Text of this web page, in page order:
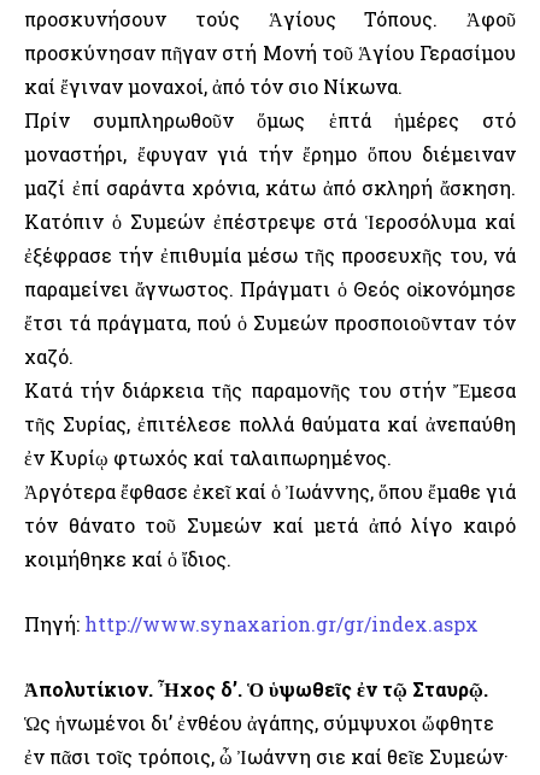
προσκυνήσουν τούς Ἁγίους Τόπους. Ἀφοῦ
προσκύνησαν πῆγαν στή Μονή τοῦ Ἁγίου Γερασίμου
καί ἔγιναν μοναχοί, ἀπό τόν Ὅσιο Νίκωνα.
Πρίν συμπληρωθοῦν ὅμως ἑπτά ἡμέρες στό
μοναστήρι, ἔφυγαν γιά τήν ἔρημο ὅπου διέμειναν
μαζί ἐπί σαράντα χρόνια, κάτω ἀπό σκληρή ἄσκηση.
Κατόπιν ὁ Συμεών ἐπέστρεψε στά Ἱεροσόλυμα καί
ἐξέφρασε τήν ἐπιθυμία μέσω τῆς προσευχῆς του, νά
παραμείνει ἄγνωστος. Πράγματι ὁ Θεός οἰκονόμησε
ἔτσι τά πράγματα, πού ὁ Συμεών προσποιοῦνταν τόν
χαζό.
Κατά τήν διάρκεια τῆς παραμονῆς του στήν Ἔμεσα
τῆς Συρίας, ἐπιτέλεσε πολλά θαύματα καί ἀνεπαύθη
ἐν Κυρίῳ φτωχός καί ταλαιπωρημένος.
Ἀργότερα ἔφθασε ἐκεῖ καί ὁ Ἰωάννης, ὅπου ἔμαθε γιά
τόν θάνατο τοῦ Συμεών καί μετά ἀπό λίγο καιρό
κοιμήθηκε καί ὁ ἴδιος.
Πηγή: http://www.synaxarion.gr/gr/index.aspx
Ἀπολυτίκιον. Ἦχος δ’. Ὁ ὑψωθεῖς ἐν τῷ Σταυρῷ.
Ὡς ἡνωμένοι δι’ ἐνθέου ἀγάπης, σύμψυχοι ὤφθητε
ἐν πᾶσι τοῖς τρόποις, ὦ Ἰωάννη Ὅσιε καί θεῖε Συμεών·